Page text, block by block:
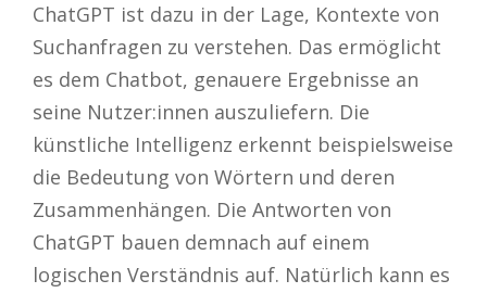
ChatGPT ist dazu in der Lage, Kontexte von
Suchanfragen zu verstehen. Das ermöglicht
es dem Chatbot, genauere Ergebnisse an
seine Nutzer:innen auszuliefern. Die
künstliche Intelligenz erkennt beispielsweise
die Bedeutung von Wörtern und deren
Zusammenhängen. Die Antworten von
ChatGPT bauen demnach auf einem
logischen Verständnis auf. Natürlich kann es